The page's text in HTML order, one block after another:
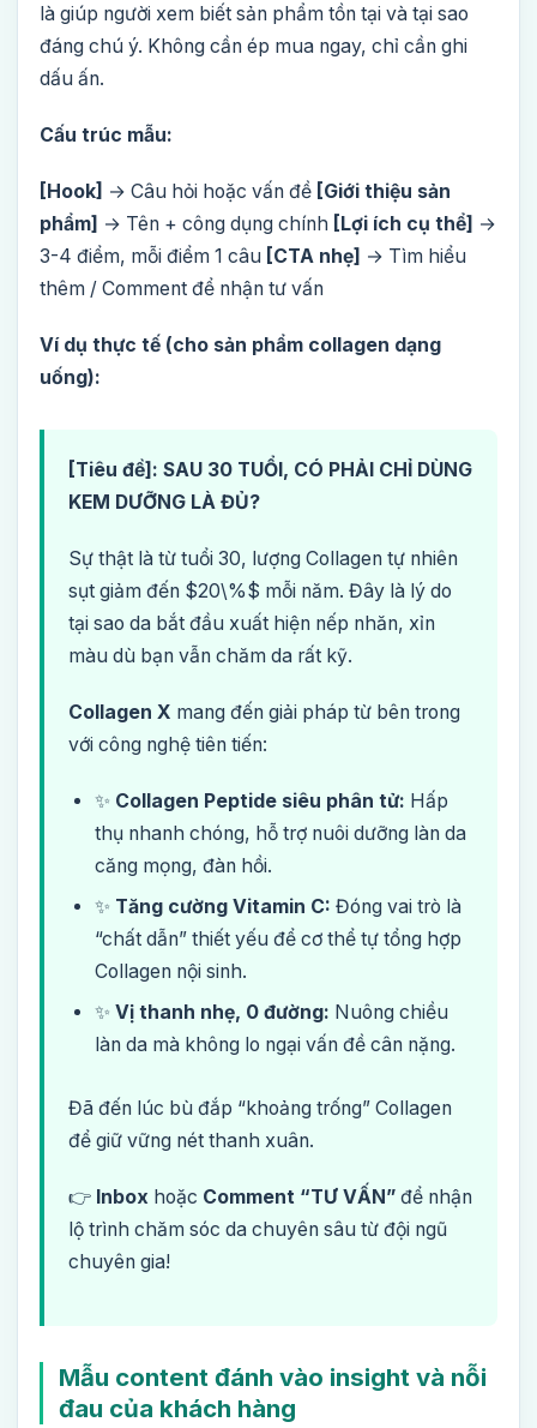
là giúp người xem biết sản phẩm tồn tại và tại sao
đáng chú ý. Không cần ép mua ngay, chỉ cần ghi
dấu ấn.
Cấu trúc mẫu:
[Hook] → Câu hỏi hoặc vấn đề [Giới thiệu sản
phẩm] → Tên + công dụng chính [Lợi ích cụ thể] →
3-4 điểm, mỗi điểm 1 câu [CTA nhẹ] → Tìm hiểu
thêm / Comment để nhận tư vấn
Ví dụ thực tế (cho sản phẩm collagen dạng
uống):
[Tiêu đề]: SAU 30 TUỔI, CÓ PHẢI CHỈ DÙNG
KEM DƯỠNG LÀ ĐỦ?
Sự thật là từ tuổi 30, lượng Collagen tự nhiên
sụt giảm đến $20\%$ mỗi năm. Đây là lý do
tại sao da bắt đầu xuất hiện nếp nhăn, xỉn
màu dù bạn vẫn chăm da rất kỹ.
Collagen X mang đến giải pháp từ bên trong
với công nghệ tiên tiến:
✨ Collagen Peptide siêu phân tử: Hấp
thụ nhanh chóng, hỗ trợ nuôi dưỡng làn da
căng mọng, đàn hồi.
✨ Tăng cường Vitamin C: Đóng vai trò là
“chất dẫn” thiết yếu để cơ thể tự tổng hợp
Collagen nội sinh.
✨ Vị thanh nhẹ, 0 đường: Nuông chiều
làn da mà không lo ngại vấn đề cân nặng.
Đã đến lúc bù đắp “khoảng trống” Collagen
để giữ vững nét thanh xuân.
👉 Inbox hoặc Comment “TƯ VẤN” để nhận
lộ trình chăm sóc da chuyên sâu từ đội ngũ
chuyên gia!
Mẫu content đánh vào insight và nỗi
đau của khách hàng